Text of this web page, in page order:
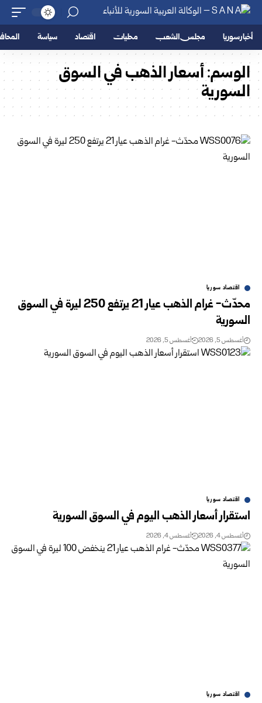
أخبار سوريا مجلس الشعب محليات اقتصاد سياسة
الوسم:أسعار الذهب في السوق
السورية‎ ‎
اقتصاد سوريا
محدّث- غرام الذهب عيار 21 يرتفع 250 ليرة في السوق
‏السورية ‎
أغسطس 5, 2026 أغسطس 5, 2026
اقتصاد سوريا
استقرار أسعار الذهب اليوم في السوق السورية
أغسطس 4, 2026 أغسطس 4, 2026
اقتصاد سوريا